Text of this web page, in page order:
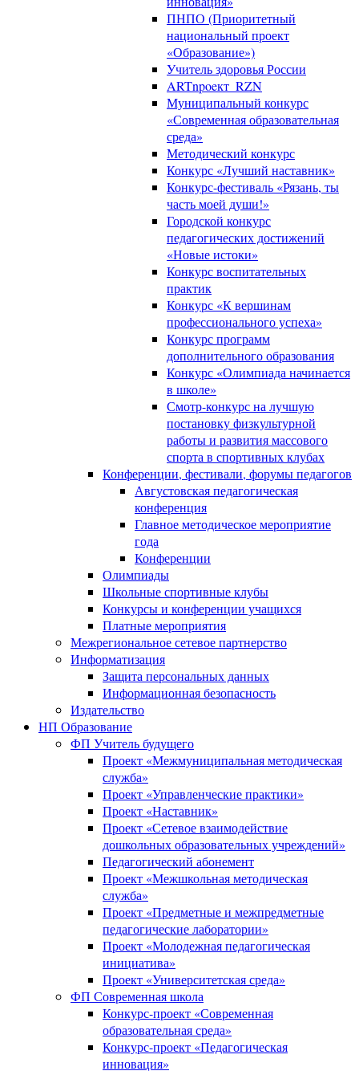
ПНПО (Приоритетный
национальный проект
«Образование»)
Учитель здоровья России
ARTnpoeкт_RZN
Муниципальный конкурс
«Современная образовательная
среда»
Методический конкурс
Конкурс «Лучший наставник»
Конкурс-фестиваль «Рязань, ты
часть моей души!»
Городской конкурс
педагогических достижений
«Новые истоки»
Конкурс воспитательных
практик
Конкурс «К вершинам
профессионального успеха»
Конкурс программ
дополнительного образования
Конкурс «Олимпиада начинается
в школе»
Смотр-конкурс на лучшую
постановку физкультурной
работы и развития массового
спорта в спортивных клубах
Конференции, фестивали, форумы педагогов
Августовская педагогическая
конференция
Главное методическое мероприятие
года
Конференции
Олимпиады
Школьные спортивные клубы
Конкурсы и конференции учащихся
Платные мероприятия
Межрегиональное сетевое партнерство
Информатизация
Защита персональных данных
Информационная безопасность
Издательство
НП Образование
ФП Учитель будущего
Проект «Межмуниципальная методическая
служба»
Проект «Управленческие практики»
Проект «Наставник»
Проект «Сетевое взаимодействие
дошкольных образовательных учреждений»
Педагогический абонемент
Проект «Межшкольная методическая
служба»
Проект «Предметные и межпредметные
педагогические лаборатории»
Проект «Молодежная педагогическая
инициатива»
Проект «Университетская среда»
ФП Современная школа
Конкурс-проект «Современная
образовательная среда»
Конкурс-проект «Педагогическая
инновация»